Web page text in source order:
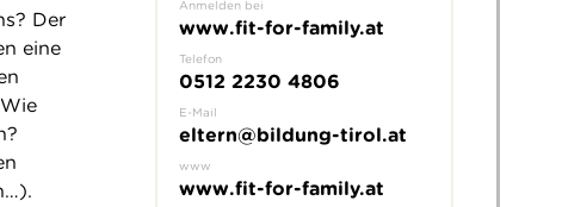
Der
eine
Anmelden bei
www.fit-for-family.at
Telefon
0512 2230 4806
E-Mail
eltern@bildung-tirol.at
www
www.fit-for-family.at